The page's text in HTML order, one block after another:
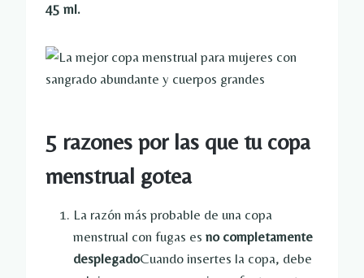
45 ml.
5 razones por las que tu copa
menstrual gotea
La razón más probable de una copa
menstrual con fugas es no completamente
desplegadoCuando insertes la copa, debe